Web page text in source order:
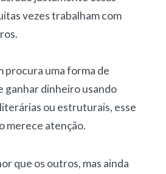
vezes trabalham com
procura uma forma de
ganhar dinheirousando
ou estruturais, esse
merece atenção.
que os outros, mas ainda